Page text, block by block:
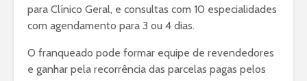
para Clínico Geral, e consultas com 10 especialidades
com agendamento para 3 ou 4 dias.
O franqueado pode formar equipe de revendedores
e ganhar pela recorrência das parcelas pagas pelos